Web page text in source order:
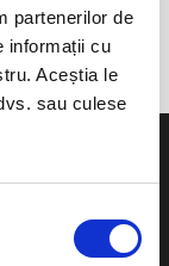
partenerilor de
informații cu
Aceștia le
sau culese